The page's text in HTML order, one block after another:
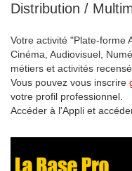
Distribution /
Votre activité "Plate-forme
Cinéma, Audiovisuel,
métiers et activités
Vous pouvez vous inscrire
votre profil professionnel.
Accéder à l'Appli et